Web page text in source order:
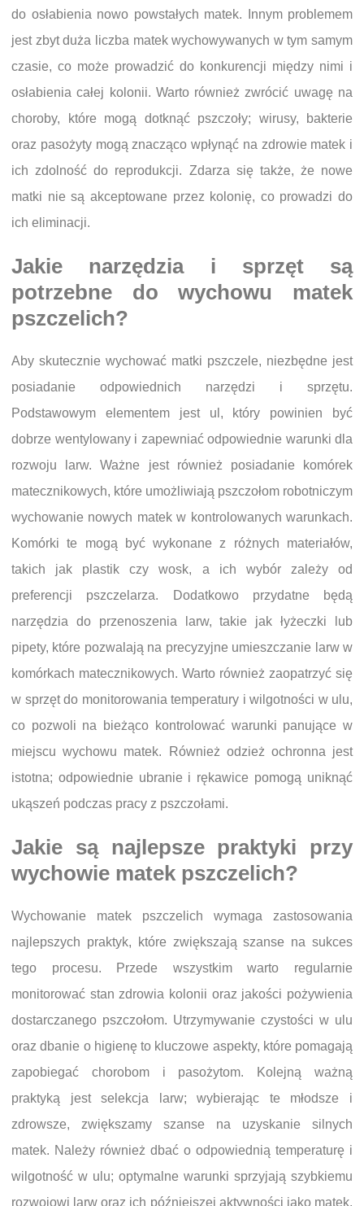
do osłabienia nowo powstałych matek. Innym problemem
jest zbyt duża liczba matek wychowywanych w tym samym
czasie, co może prowadzić do konkurencji między nimi i
osłabienia całej kolonii. Warto również zwrócić uwagę na
choroby, które mogą dotknąć pszczoły; wirusy, bakterie
oraz pasożyty mogą znacząco wpłynąć na zdrowie matek i
ich zdolność do reprodukcji. Zdarza się także, że nowe
matki nie są akceptowane przez kolonię, co prowadzi do
ich eliminacji.
Jakie narzędzia i sprzęt są
potrzebne do wychowu matek
pszczelich?
Aby skutecznie wychować matki pszczele, niezbędne jest
posiadanie odpowiednich narzędzi i sprzętu.
Podstawowym elementem jest ul, który powinien być
dobrze wentylowany i zapewniać odpowiednie warunki dla
rozwoju larw. Ważne jest również posiadanie komórek
matecznikowych, które umożliwiają pszczołom robotniczym
wychowanie nowych matek w kontrolowanych warunkach.
Komórki te mogą być wykonane z różnych materiałów,
takich jak plastik czy wosk, a ich wybór zależy od
preferencji pszczelarza. Dodatkowo przydatne będą
narzędzia do przenoszenia larw, takie jak łyżeczki lub
pipety, które pozwalają na precyzyjne umieszczanie larw w
komórkach matecznikowych. Warto również zaopatrzyć się
w sprzęt do monitorowania temperatury i wilgotności w ulu,
co pozwoli na bieżąco kontrolować warunki panujące w
miejscu wychowu matek. Również odzież ochronna jest
istotna; odpowiednie ubranie i rękawice pomogą uniknąć
ukąszeń podczas pracy z pszczołami.
Jakie są najlepsze praktyki przy
wychowie matek pszczelich?
Wychowanie matek pszczelich wymaga zastosowania
najlepszych praktyk, które zwiększają szanse na sukces
tego procesu. Przede wszystkim warto regularnie
monitorować stan zdrowia kolonii oraz jakości pożywienia
dostarczanego pszczołom. Utrzymywanie czystości w ulu
oraz dbanie o higienę to kluczowe aspekty, które pomagają
zapobiegać chorobom i pasożytom. Kolejną ważną
praktyką jest selekcja larw; wybierając te młodsze i
zdrowsze, zwiększamy szanse na uzyskanie silnych
matek. Należy również dbać o odpowiednią temperaturę i
wilgotność w ulu; optymalne warunki sprzyjają szybkiemu
rozwojowi larw oraz ich późniejszej aktywności jako matek.